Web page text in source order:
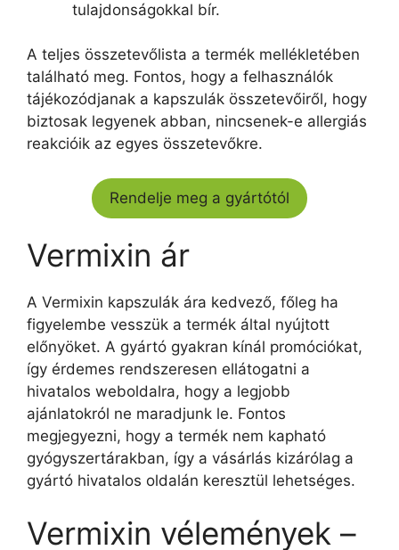
tulajdonságokkal bír.
A teljes összetevőlista a termék mellékletében
található meg. Fontos, hogy a felhasználók
tájékozódjanak a kapszulák összetevőiről, hogy
biztosak legyenek abban, nincsenek-e allergiás
reakcióik az egyes összetevőkre.
Rendelje meg a gyártótól
Vermixin ár
A Vermixin kapszulák ára kedvező, főleg ha
figyelembe vesszük a termék által nyújtott
előnyöket. A gyártó gyakran kínál promóciókat,
így érdemes rendszeresen ellátogatni a
hivatalos weboldalra, hogy a legjobb
ajánlatokról ne maradjunk le. Fontos
megjegyezni, hogy a termék nem kapható
gyógyszertárakban, így a vásárlás kizárólag a
gyártó hivatalos oldalán keresztül lehetséges.
Vermixin vélemények –